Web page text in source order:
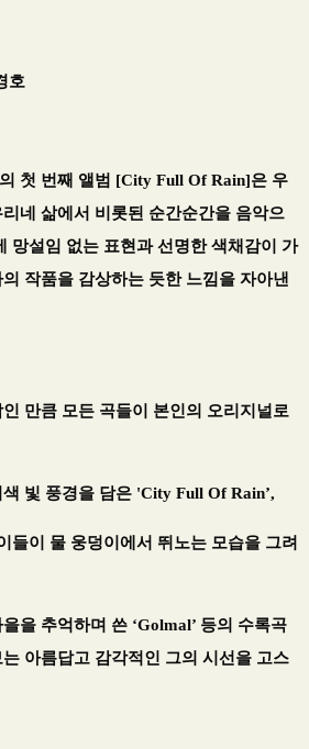
호
첫 번째 앨범 [City Full Of Rain]은 우
네 삶에서 비롯된 순간순간을 음악으
망설임 없는 표현과 선명한 색채감이 가
작품을 감상하는 듯한 느낌을 자아낸
만큼 모든 곡들이 본인의 오리지널로
빛 풍경을 담은 'City Full Of Rain’,
들이 물 웅덩이에서 뛰노는 모습을 그려
을 추억하며 쓴 ‘Golmal’ 등의 수록곡
아름답고 감각적인 그의 시선을 고스